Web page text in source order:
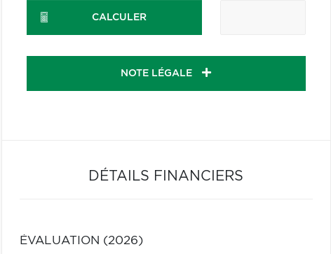
CALCULER
NOTE LÉGALE
DÉTAILS FINANCIERS
ÉVALUATION (2026)